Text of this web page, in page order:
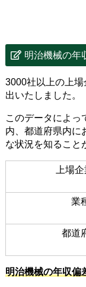
明治機械の年
3000社以上の上
出いたしました。
このデータによっ
内、都道府県内に
な状況を知ること
上場
業
都道
明治機械の年収偏